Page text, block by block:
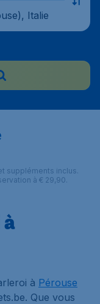
Italie
suppléments inclus.
à € 29,90.
à Pérouse
Que vous